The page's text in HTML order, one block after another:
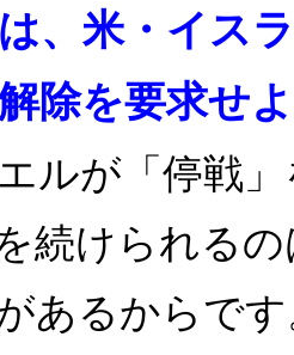
、米・イス
除を要求せよ
ルが「停戦」
続けられる
あるからで